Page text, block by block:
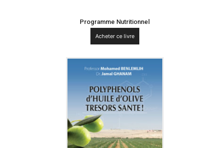
Programme Nutritionnel
Acheter ce livre